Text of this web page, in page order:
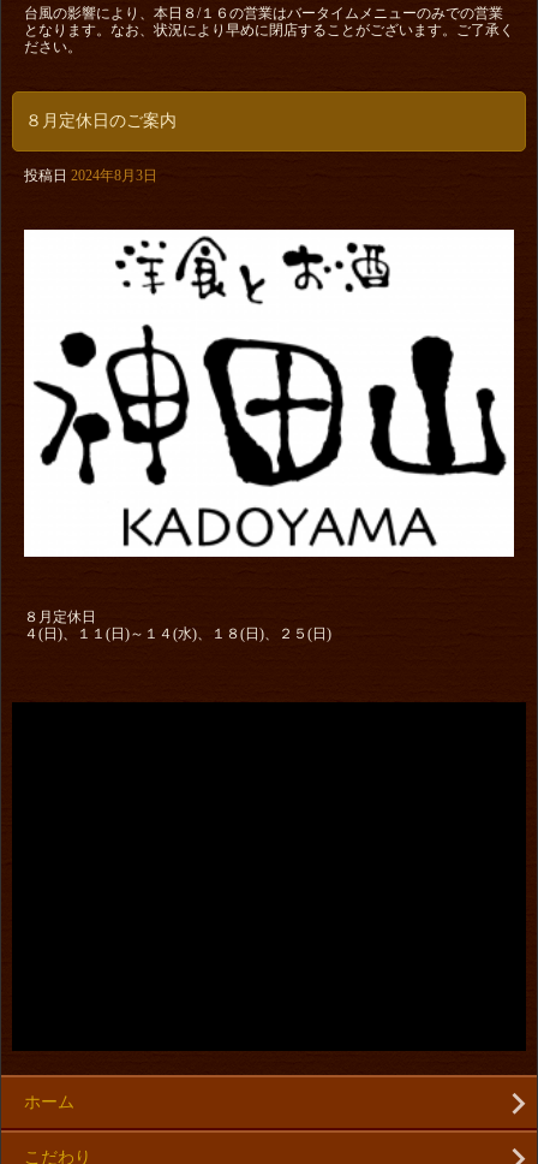
台風の影響により、本日８/１６の営業はバータイムメニューのみでの営業
となります。なお、状況により早めに閉店することがございます。ご了承く
ださい。
８月定休日のご案内
投稿日 2024年8月3日
８月定休日
４(日)、１１(日)～１４(水)、１８(日)、２５(日)
ホーム
こだわり